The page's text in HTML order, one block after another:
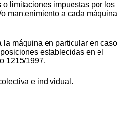
o limitaciones impuestas por los
mantenimiento a cada máquina
la máquina en particular en caso
establecidas en el
1215/1997.
e individual.